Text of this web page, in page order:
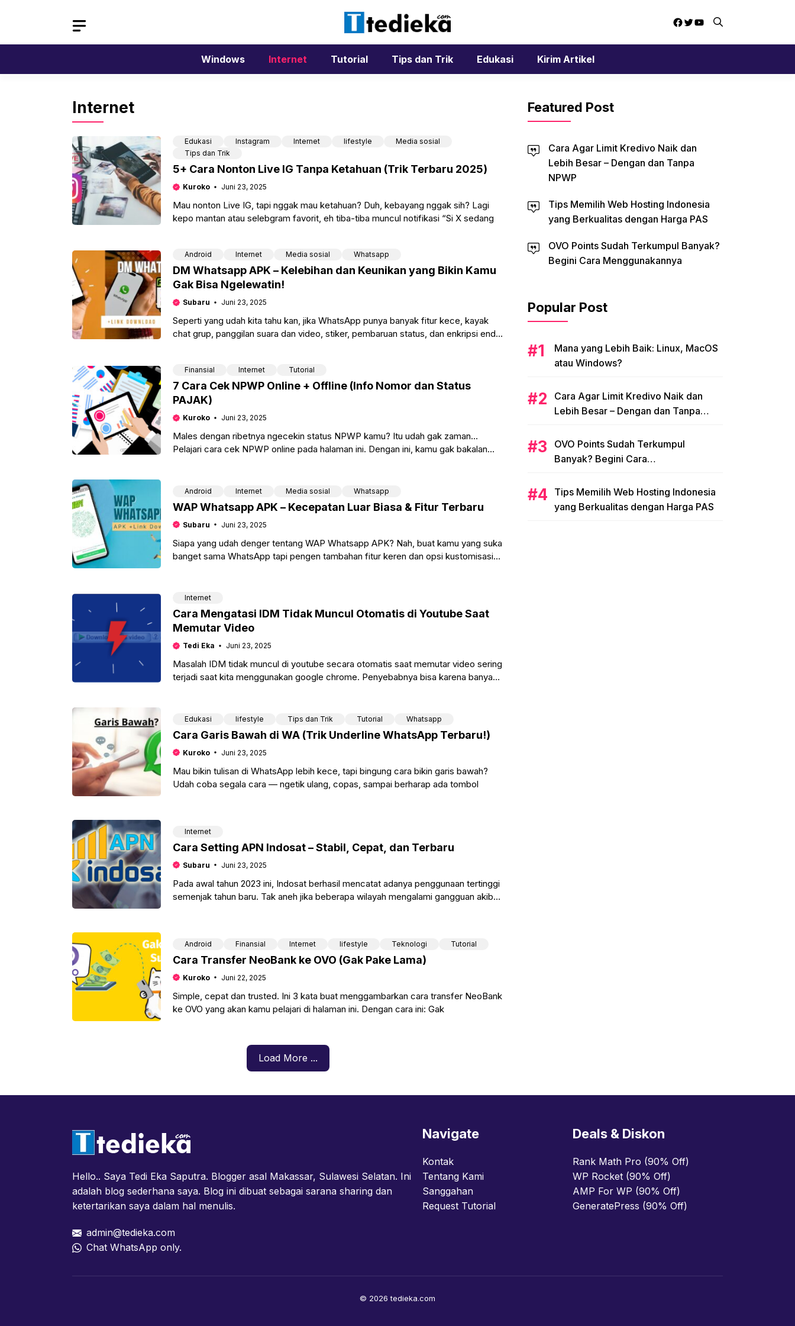
Facebook
Twitter
YouTube
Windows Internet Tutorial Tips dan Trik Edukasi Kirim Artikel
Internet
Edukasi Instagram Internet lifestyle
Media sosial
Tips dan Trik
5+ Cara Nonton Live IG Tanpa Ketahuan (Trik Terbaru 2025)
Kuroko Juni 23, 2025
Mau nonton Live IG, tapi nggak mau ketahuan? Duh, kebayang nggak sih? Lagi
kepo mantan atau selebgram favorit, eh tiba-tiba muncul notifikasi “Si X sedang
Android Internet Media sosial Whatsapp
DM Whatsapp APK – Kelebihan dan Keunikan yang Bikin Kamu
Gak Bisa Ngelewatin!
Subaru Juni 23, 2025
Seperti yang udah kita tahu kan, jika WhatsApp punya banyak fitur kece, kayak
chat grup, panggilan suara dan video, stiker, pembaruan status, dan enkripsi end-
Finansial Internet Tutorial
7 Cara Cek NPWP Online + Offline (Info Nomor dan Status
PAJAK)
Kuroko Juni 23, 2025
Males dengan ribetnya ngecekin status NPWP kamu? Itu udah gak zaman…
Pelajari cara cek NPWP online pada halaman ini. Dengan ini, kamu gak bakalan
Android Internet Media sosial Whatsapp
WAP Whatsapp APK – Kecepatan Luar Biasa & Fitur Terbaru
Subaru Juni 23, 2025
Siapa yang udah denger tentang WAP Whatsapp APK? Nah, buat kamu yang suka
banget sama WhatsApp tapi pengen tambahan fitur keren dan opsi kustomisasi
Internet
Cara Mengatasi IDM Tidak Muncul Otomatis di Youtube Saat
Memutar Video
Tedi Eka Juni 23, 2025
Masalah IDM tidak muncul di youtube secara otomatis saat memutar video sering
terjadi saat kita menggunakan google chrome. Penyebabnya bisa karena banyak
Edukasi lifestyle Tips dan Trik Tutorial Whatsapp
Cara Garis Bawah di WA (Trik Underline WhatsApp Terbaru!)
Kuroko Juni 23, 2025
Mau bikin tulisan di WhatsApp lebih kece, tapi bingung cara bikin garis bawah?
Udah coba segala cara — ngetik ulang, copas, sampai berharap ada tombol
Internet
Cara Setting APN Indosat – Stabil, Cepat, dan Terbaru
Subaru Juni 23, 2025
Pada awal tahun 2023 ini, Indosat berhasil mencatat adanya penggunaan tertinggi
semenjak tahun baru. Tak aneh jika beberapa wilayah mengalami gangguan akibat
Android Finansial Internet lifestyle Teknologi Tutorial
Cara Transfer NeoBank ke OVO (Gak Pake Lama)
Kuroko Juni 22, 2025
Simple, cepat dan trusted. Ini 3 kata buat menggambarkan cara transfer NeoBank
ke OVO yang akan kamu pelajari di halaman ini. Dengan cara ini: Gak
Load More ...
Featured Post
Cara Agar Limit Kredivo Naik dan
Lebih Besar – Dengan dan Tanpa
NPWP
Tips Memilih Web Hosting Indonesia
yang Berkualitas dengan Harga PAS
OVO Points Sudah Terkumpul Banyak?
Begini Cara Menggunakannya
Popular Post
Mana yang Lebih Baik: Linux, MacOS
atau Windows?
Cara Agar Limit Kredivo Naik dan
Lebih Besar – Dengan dan Tanpa
OVO Points Sudah Terkumpul
Banyak? Begini Cara
Tips Memilih Web Hosting Indonesia
yang Berkualitas dengan Harga PAS
Hello.. Saya Tedi Eka Saputra. Blogger asal Makassar, Sulawesi Selatan. Ini
adalah blog sederhana saya. Blog ini dibuat sebagai sarana sharing dan
ketertarikan saya dalam hal menulis.
admin@tedieka.com
Chat WhatsApp only.
Navigate
Kontak
Tentang Kami
Sanggahan
Request Tutorial
Deals & Diskon
Rank Math Pro (90% Off)
WP Rocket (90% Off)
AMP For WP (90% Off)
GeneratePress (90% Off)
© 2026 tedieka.com